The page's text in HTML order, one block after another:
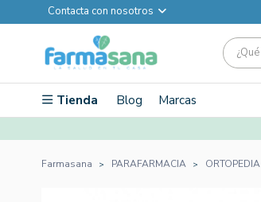
Contacta con nosotros
Tienda Blog Marcas
Farmasana PARAFARMACIA ORTOPEDIA